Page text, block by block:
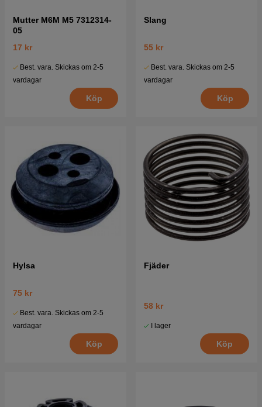
Mutter M6M M5 7312314-
05
17 kr
Best. vara. Skickas om 2-5
vardagar
Köp
Slang
55 kr
Best. vara. Skickas om 2-5
vardagar
Köp
Hylsa
75 kr
Best. vara. Skickas om 2-5
vardagar
Köp
Fjäder
58 kr
I lager
Köp